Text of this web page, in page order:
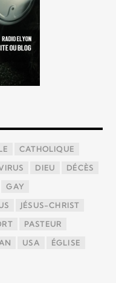
CATHOLIQUE
DIEU DÉCÈS
GAY
JÉSUS-CHRIST
PASTEUR
USA ÉGLISE